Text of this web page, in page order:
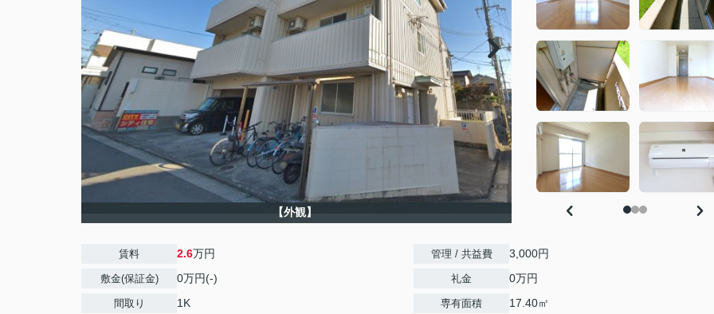
【外観】
賃料 2.6万円
敷金(保証金) 0万円(-)
間取り 1K
管理 / 共益費 3,000円
礼金 0万円
専有面積 17.40㎡